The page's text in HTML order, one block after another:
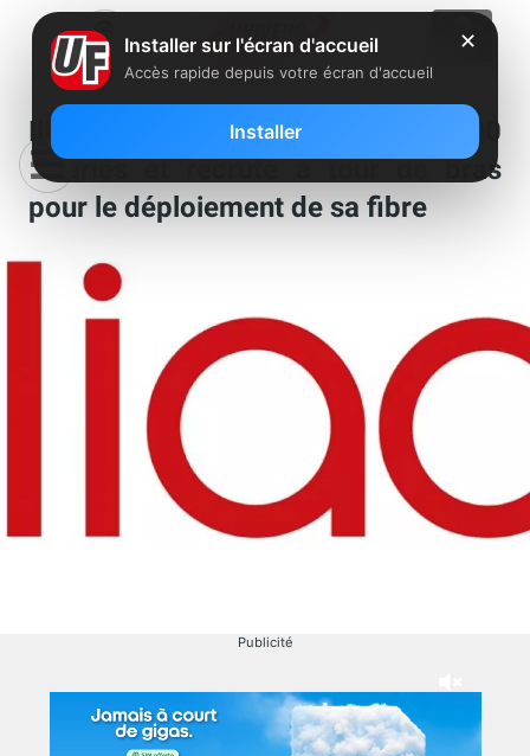
Iliad revendique près de 11 000
salariés et recrute à tour de bras
pour le déploiement de sa fibre
Publicité
✕
Installer sur l'écran d'accueil
Accès rapide depuis votre écran d'accueil
Installer